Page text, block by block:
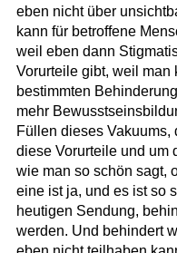
eben nicht über
kann für betroffene
weil eben dann
Vorurteile gibt, weil man
bestimmten
mehr
Füllen dieses Vakuums,
diese Vorurteile und um
wie man so schön sagt,
eine ist ja, und es ist so
heutigen Sendung,
werden. Und behindert